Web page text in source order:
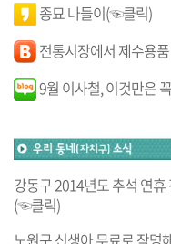
종묘 나들이(☜클릭)
전통시장에서 제수용
9월 이사철, 이것만은
강동구 2014년도 추석 연
(☜클릭)